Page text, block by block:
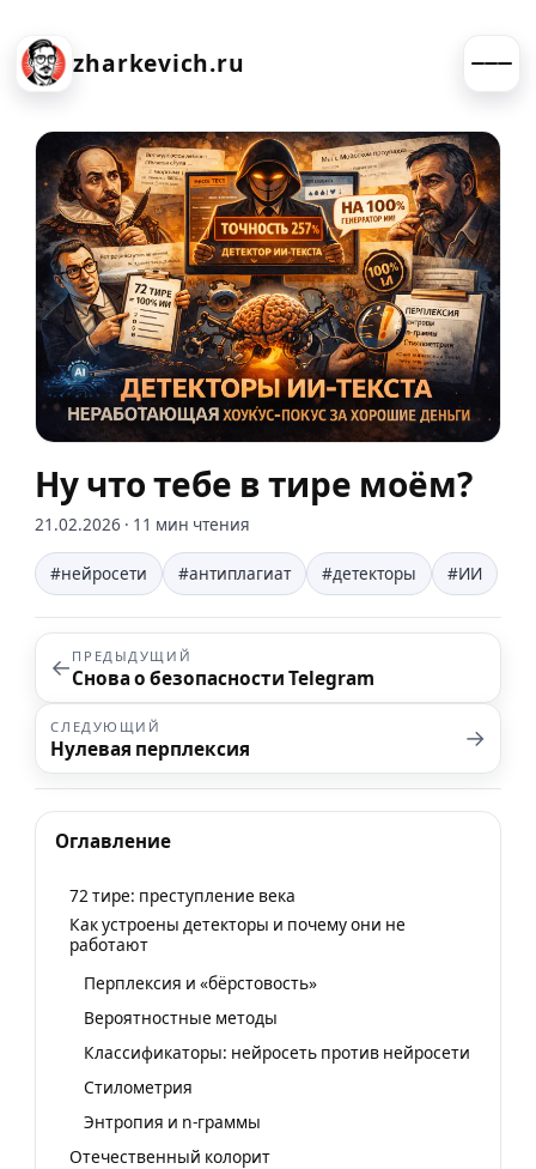
zharkevich.ru
Ну что тебе в тире моём?
21.02.2026 · 11 мин чтения
#нейросети #антиплагиат #детекторы #ИИ
← ПРЕДЫДУЩИЙ
Снова о безопасности Telegram
СЛЕДУЮЩИЙ
Нулевая перплексия →
Оглавление
72 тире: преступление века
Как устроены детекторы и почему они не
работают
Перплексия и «бёрстовость»
Вероятностные методы
Классификаторы: нейросеть против нейросети
Стилометрия
Энтропия и n-граммы
Отечественный колорит